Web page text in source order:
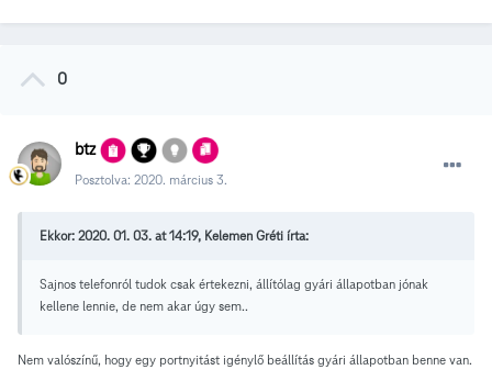
0
btz
Posztolva: 2020. március 3.
Ekkor: 2020. 01. 03. at 14:19, Kelemen Gréti írta:
Sajnos telefonról tudok csak értekezni, állítólag gyári állapotban jónak
kellene lennie, de nem akar úgy sem..
Nem valószínű, hogy egy portnyitást igénylő beállítás gyári állapotban benne van.